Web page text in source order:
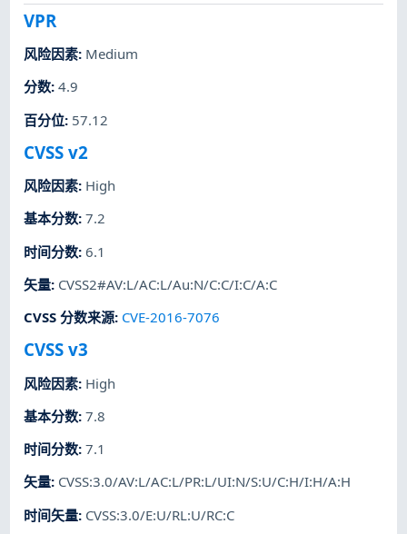
VPR
风险因素: Medium
分数:4.9
百分位: 57.12
CVSS v2
风险因素: High
基本分数:7.2
时间分数:6.1
矢量: CVSS2#AV:L/AC:L/Au:N/C:C/I:C/A:C
CVSS 分数来源: CVE-2016-7076
CVSS v3
风险因素: High
基本分数:7.8
时间分数:7.1
矢量: CVSS:3.0/AV:L/AC:L/PR:L/UI:N/S:U/C:H/I:H/A:H
时间矢量: CVSS:3.0/E:U/RL:U/RC:C